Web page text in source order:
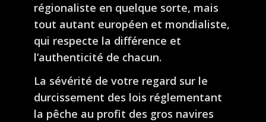
régionaliste en quelque sorte, mais
tout autant européen et mondialiste,
qui respecte la différence et
l’authenticité de chacun.
La sévérité de votre regard sur le
durcissement des lois réglementant
la pêche au profit des gros navires